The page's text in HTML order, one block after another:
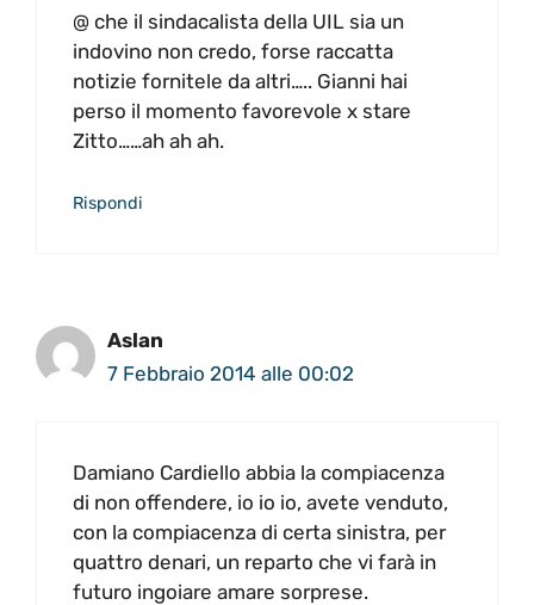
@ che il sindacalista della UIL sia un
indovino non credo, forse raccatta
notizie fornitele da altri….. Gianni hai
perso il momento favorevole x stare
Zitto……ah ah ah.
Rispondi
Aslan
7 Febbraio 2014 alle 00:02
Damiano Cardiello abbia la compiacenza
di non offendere, io io io, avete venduto,
con la compiacenza di certa sinistra, per
quattro denari, un reparto che vi farà in
futuro ingoiare amare sorprese.